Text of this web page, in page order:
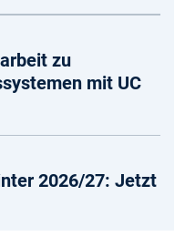
zu
mit UC
2026/27: Jetzt